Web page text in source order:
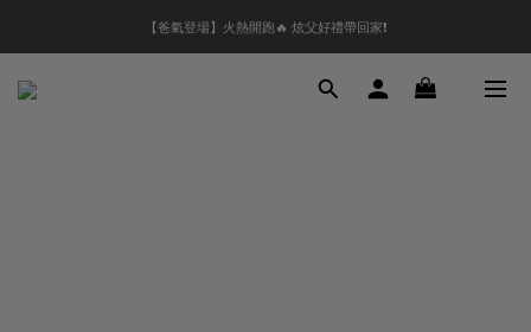
【夏末OUTLET】專區全面5折起❗超值入手就趁現在🔥
【爸氣登場】火熱開跑🔥 炫父好禮帶回家❗
【會員好禮】加入會員送$200購物金❗多重好禮等你加入領取 ❗